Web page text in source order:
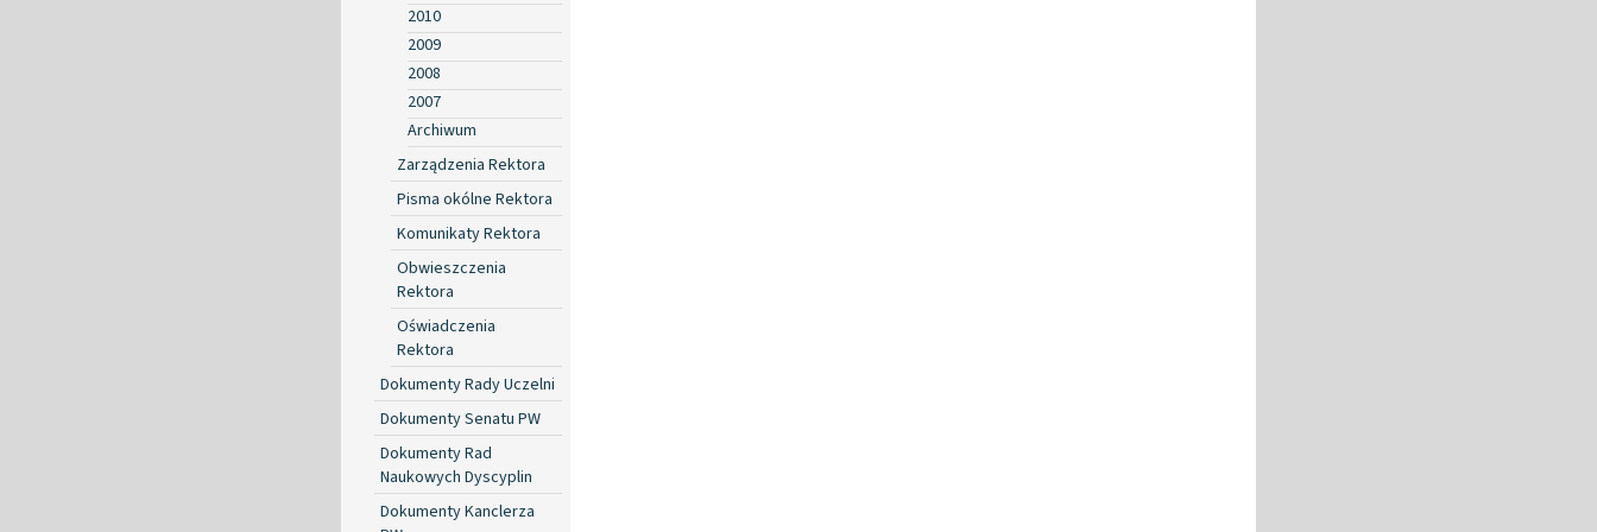
2010
2009
2008
2007
Archiwum
Zarządzenia Rektora
Pisma okólne Rektora
Komunikaty Rektora
Obwieszczenia
Rektora
Oświadczenia
Rektora
Dokumenty Rady Uczelni
Dokumenty Senatu PW
Dokumenty Rad
Naukowych Dyscyplin
Dokumenty Kanclerza